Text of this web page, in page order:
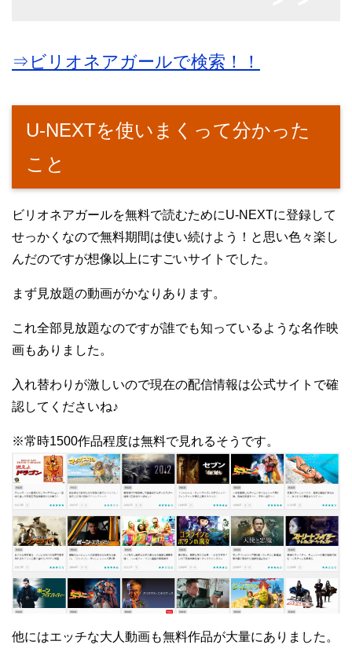
⇒ビリオネアガールで検索！！
U-NEXTを使いまくって分かった
こと
ビリオネアガールを無料で読むためにU-NEXTに登録して
せっかくなので無料期間は使い続けよう！と思い色々楽し
んだのですが想像以上にすごいサイトでした。
まず見放題の動画がかなりあります。
これ全部見放題なのですが誰でも知っているような名作映
画もありました。
入れ替わりが激しいので現在の配信情報は公式サイトで確
認してくださいね♪
※常時1500作品程度は無料で見れるそうです。
他にはエッチな大人動画も無料作品が大量にありました。